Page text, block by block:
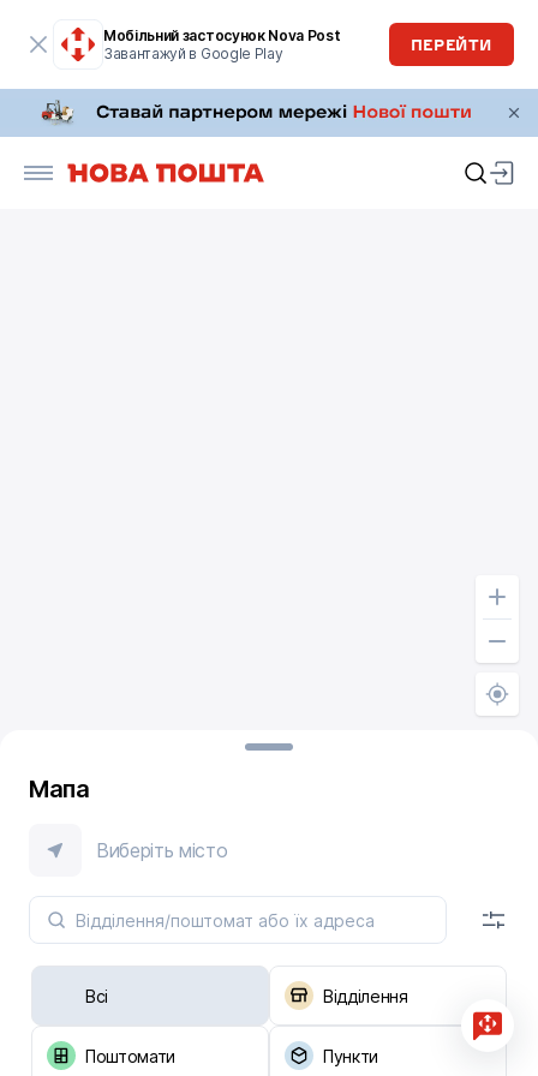
Мобільний застосунок Nova Post
Завантажуй в Google Play
ПЕРЕЙТИ
Мапа
Виберіть місто
Всі Відділення
Поштомати Пункти